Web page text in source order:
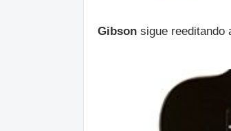
Gibson sigue reeditando